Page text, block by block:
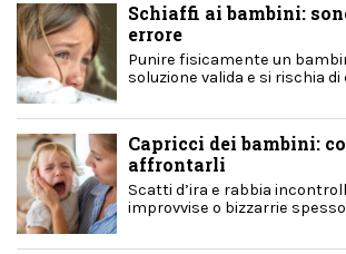
Schiaffi ai bambini:
errore
Punire fisicamente un
soluzione valida e si rischia di
Capricci dei bambini:
affrontarli
Scatti d’ira e rabbia
improvvise o bizzarrie